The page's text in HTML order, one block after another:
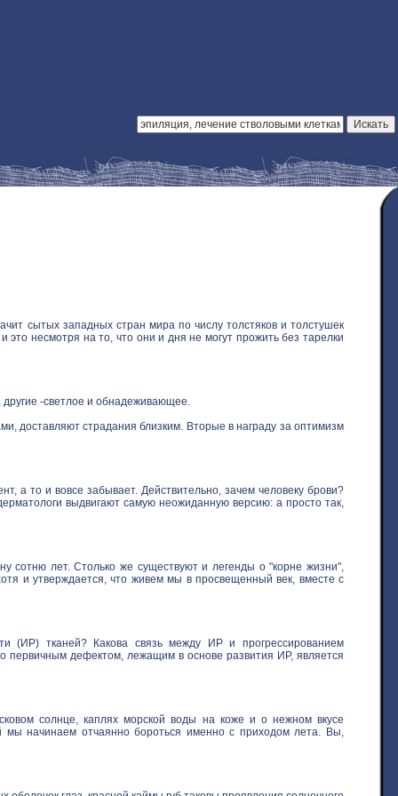
сытых западных стран мира по числу толстяков и толстушек
это несмотря на то, что они и дня не могут прожить без тарелки
другие -светлое и обнадеживающее.
доставляют страдания близким. Вторые в награду за оптимизм
а то и вовсе забывает. Действительно, зачем человеку брови?
выдвигают самую неожиданную версию: а просто так,
сотню лет. Столько же существуют и легенды о "корне жизни",
и утверждается, что живем мы в просвещенный век, вместе с
(ИР) тканей? Какова связь между ИР и прогрессированием
первичным дефектом, лежащим в основе развития ИР, является
солнце, каплях морской воды на коже и о нежном вкусе
мы начинаем отчаянно бороться именно с приходом лета. Вы,